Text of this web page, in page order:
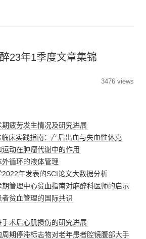
23年1季度文章集锦
3476 views
期疲劳发生情况及研究进展
床实践指南：产后出血与失血性休克
运动在肿瘤代谢中的作用
外循环的液体管理
2022年发表的SCI论文大数据分析
期管理中心贫血指南对麻醉科医师的启示
者贫血管理的国际共识
手术后心肌损伤的研究进展
周期停滞标志物对老年患者腔镜腹部大手